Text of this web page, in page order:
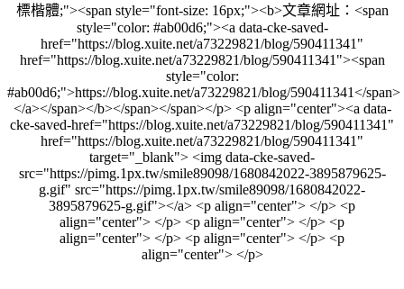
標楷體;"><span style="font-size: 16px;"><b>文章網址：<span
style="color: #ab00d6;"><a data-cke-saved-
href="https://blog.xuite.net/a73229821/blog/590411341"
href="https://blog.xuite.net/a73229821/blog/590411341"><span
style="color:
#ab00d6;">https://blog.xuite.net/a73229821/blog/590411341</span>
</a></span></b></span></span></p> <p align="center"><a data-
cke-saved-href="https://blog.xuite.net/a73229821/blog/590411341"
href="https://blog.xuite.net/a73229821/blog/590411341"
target="_blank"> <img data-cke-saved-
src="https://pimg.1px.tw/smile89098/1680842022-3895879625-
g.gif" src="https://pimg.1px.tw/smile89098/1680842022-
3895879625-g.gif"></a> <p align="center"> </p> <p
align="center"> </p> <p align="center"> </p> <p
align="center"> </p> <p align="center"> </p> <p
align="center"> </p>